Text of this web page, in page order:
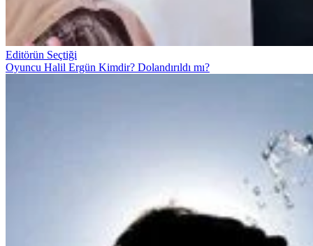
Editörün Seçtiği
Oyuncu Halil Ergün Kimdir? Dolandırıldı mı?